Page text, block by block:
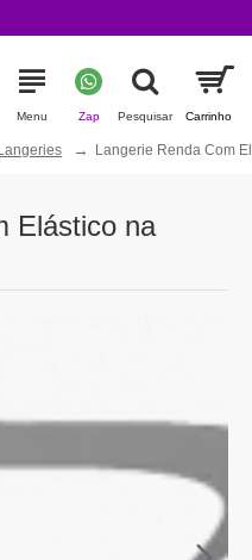
Langerie Renda Com
Elástico na